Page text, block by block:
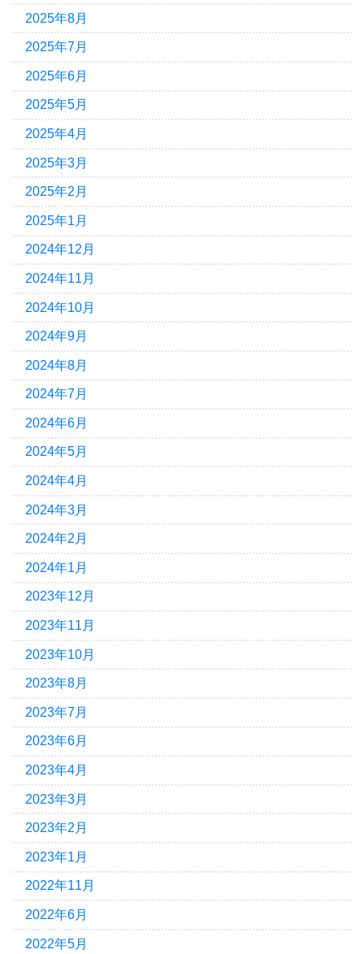
2025年8月
2025年7月
2025年6月
2025年5月
2025年4月
2025年3月
2025年2月
2025年1月
2024年12月
2024年11月
2024年10月
2024年9月
2024年8月
2024年7月
2024年6月
2024年5月
2024年4月
2024年3月
2024年2月
2024年1月
2023年12月
2023年11月
2023年10月
2023年8月
2023年7月
2023年6月
2023年4月
2023年3月
2023年2月
2023年1月
2022年11月
2022年6月
2022年5月